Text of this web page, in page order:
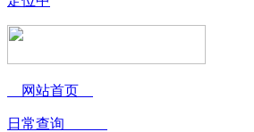
网站首页
日常查询